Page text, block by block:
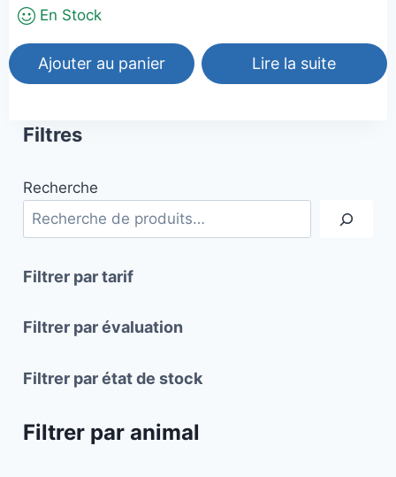
En Stock
Ajouter au panier Lire la suite
Filtres
Recherche
Filtrer par tarif
Filtrer par évaluation
Filtrer par état de stock
Filtrer par animal